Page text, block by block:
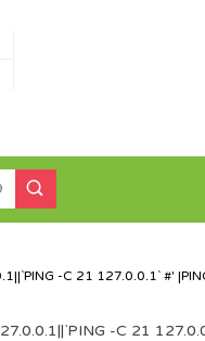
-C 21 127.0.0.1` #'
-C 21